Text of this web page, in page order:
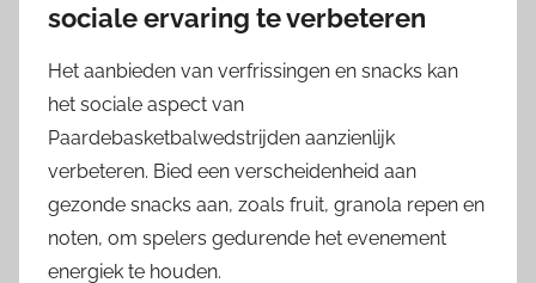
sociale ervaring te verbeteren
Het aanbieden van verfrissingen en snacks kan
het sociale aspect van
Paardebasketbalwedstrijden aanzienlijk
verbeteren. Bied een verscheidenheid aan
gezonde snacks aan, zoals fruit, granola repen en
noten, om spelers gedurende het evenement
energiek te houden.